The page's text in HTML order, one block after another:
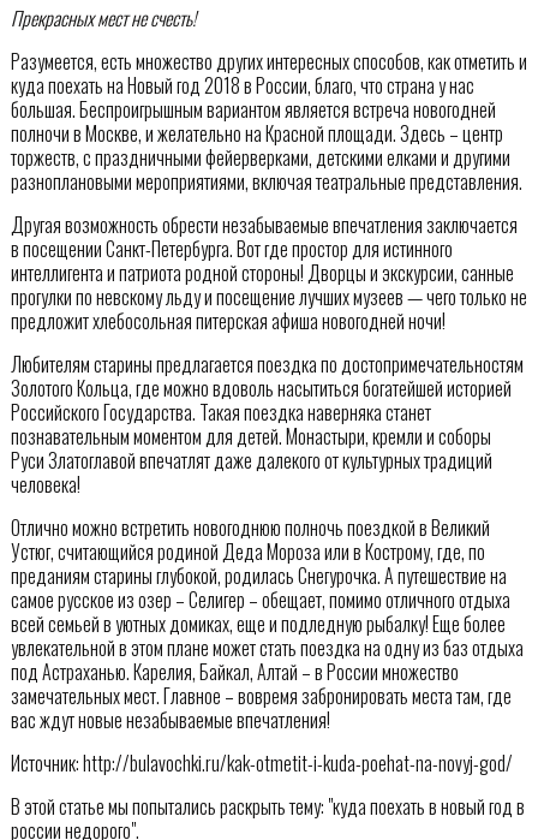
Прекрасных мест не счесть!
Разумеется, есть множество других интересных способов, как отметить и
куда поехать на Новый год 2018 в России, благо, что страна у нас
большая. Беспроигрышным вариантом является встреча новогодней
полночи в Москве, и желательно на Красной площади. Здесь – центр
торжеств, с праздничными фейерверками, детскими елками и другими
разноплановыми мероприятиями, включая театральные представления.
Другая возможность обрести незабываемые впечатления заключается
в посещении Санкт-Петербурга. Вот где простор для истинного
интеллигента и патриота родной стороны! Дворцы и экскурсии, санные
прогулки по невскому льду и посещение лучших музеев — чего только не
предложит хлебосольная питерская афиша новогодней ночи!
Любителям старины предлагается поездка по достопримечательностям
Золотого Кольца, где можно вдоволь насытиться богатейшей историей
Российского Государства. Такая поездка наверняка станет
познавательным моментом для детей. Монастыри, кремли и соборы
Руси Златоглавой впечатлят даже далекого от культурных традиций
человека!
Отлично можно встретить новогоднюю полночь поездкой в Великий
Устюг, считающийся родиной Деда Мороза или в Кострому, где, по
преданиям старины глубокой, родилась Снегурочка. А путешествие на
самое русское из озер – Селигер – обещает, помимо отличного отдыха
всей семьей в уютных домиках, еще и подледную рыбалку! Еще более
увлекательной в этом плане может стать поездка на одну из баз отдыха
под Астраханью. Карелия, Байкал, Алтай – в России множество
замечательных мест. Главное – вовремя забронировать места там, где
вас ждут новые незабываемые впечатления!
Источник: http://bulavochki.ru/kak-otmetit-i-kuda-poehat-na-novyj-god/
В этой статье мы попытались раскрыть тему: "куда поехать в новый год в
россии недорого".